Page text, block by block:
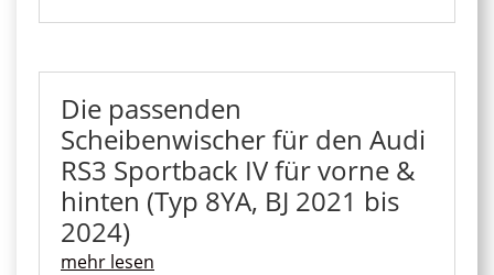
Die passenden
Scheibenwischer für den Audi
RS3 Sportback IV für vorne &
hinten (Typ 8YA, BJ 2021 bis
2024)
mehr lesen